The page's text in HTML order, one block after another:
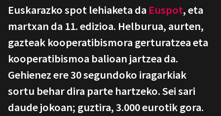
Euskarazko spot lehiaketa da Euspot, eta
martxan da 11. edizioa. Helburua, aurten,
gazteak kooperatibismora gerturatzea eta
kooperatibismoa balioan jartzea da.
Gehienez ere 30 segundoko iragarkiak
sortu behar dira parte hartzeko. Sei sari
daude jokoan; guztira, 3.000 eurotik gora.